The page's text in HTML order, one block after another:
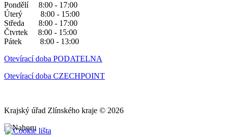
Pondělí 8:00 - 17:00
Úterý 8:00 - 15:00
Středa 8:00 - 17:00
Čtvrtek 8:00 - 15:00
Pátek 8:00 - 13:00
Otevírací doba PODATELNA
Otevírací doba CZECHPOINT
Krajský úřad Zlínského kraje © 2026